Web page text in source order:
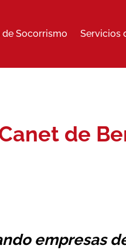
de Socorrismo Servicios
de
empresas